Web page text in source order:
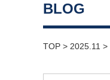
BLOG
TOP > 2025.11 >